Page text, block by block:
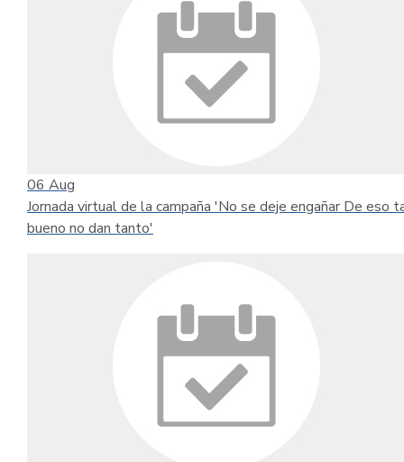
06 Aug
Jornada virtual de la campaña 'No se deje engañar De eso
bueno no dan tanto'